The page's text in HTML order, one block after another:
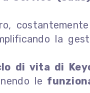
la
di vita di
le